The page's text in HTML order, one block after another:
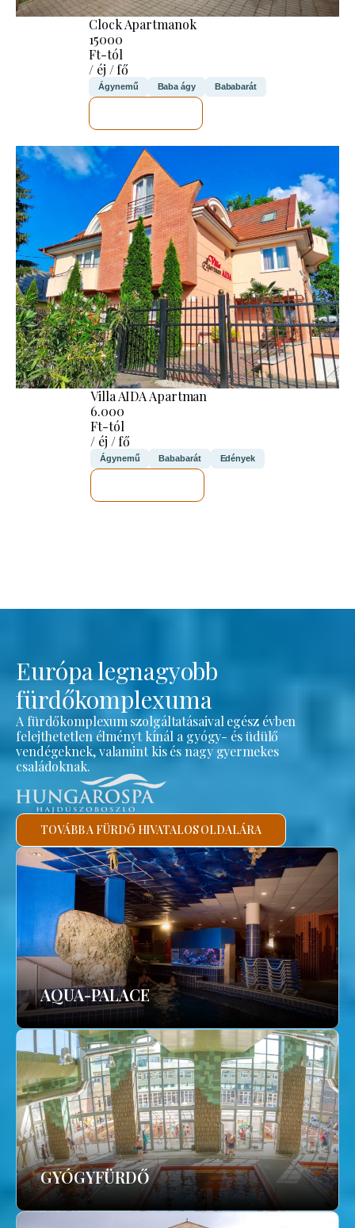
Clock Apartmanok
15000
Ft-tól
/ éj / fő
Ágynemű Baba ágy Bababarát
Villa AIDA Apartman
6.000
Ft-tól
/ éj / fő
Ágynemű Bababarát Edények
Európa legnagyobb
fürdőkomplexuma
A fürdőkomplexum szolgáltatásaival egész évben
felejthetetlen élményt kínál a gyógy- és üdülő
vendégeknek, valamint kis és nagy gyermekes
családoknak.
TOVÁBB A FÜRDŐ HIVATALOS OLDALÁRA
AQUA-PALACE
GYÓGYFÜRDŐ